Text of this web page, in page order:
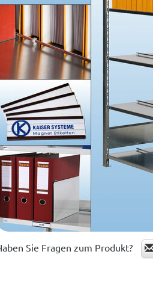
Sie Fragen zum Produkt?